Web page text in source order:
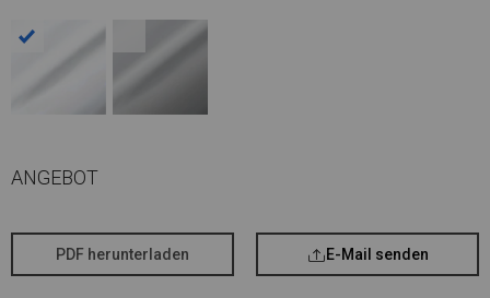
ANGEBOT
PDF herunterladen E-Mail senden